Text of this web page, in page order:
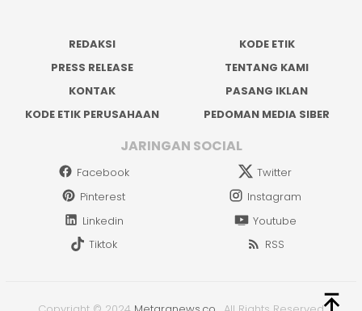
REDAKSI
KODE ETIK
PRESS RELEASE
TENTANG KAMI
KONTAK
PASANG IKLAN
KODE ETIK PERUSAHAAN
PEDOMAN MEDIA SIBER
JARINGAN SOCIAL
Facebook
Twitter
Pinterest
Instagram
Linkedin
Youtube
Tiktok
RSS